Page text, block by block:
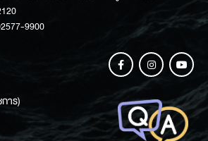
9900
าร)